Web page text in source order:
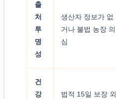
출
처
투
명
성
생산자 정보가 없
거나 불법 농장 의
심
건
강
법적 15일 보장 외